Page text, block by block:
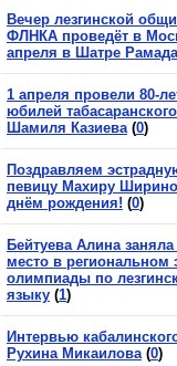
Вечер лезгинской
ФЛНКА проведёт в
апреля в Шатре
1 апреля провели 80-
юбилей
Шамиля Казиева (0)
Поздравляем
певицу Махиру
днём рождения! (0)
Бейтуева Алина заняла
место в региональном
олимпиады по
языку (1)
Интервью
Рухина Микаилова (0)